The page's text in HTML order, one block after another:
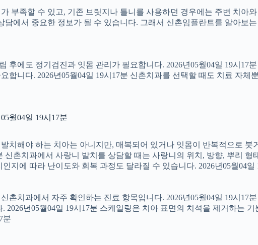
부족할 수 있고, 기존 브릿지나 틀니를 사용하던 경우에는 주변 치아
담에서 중요한 정보가 될 수 있습니다. 그래서 신촌임플란트를 알아보
후에도 정기검진과 잇몸 관리가 필요합니다. 2026년05월04일 19시
합니다. 2026년05월04일 19시17분 신촌치과를 선택할 때도 치료 자
월04일 19시17분
발치해야 하는 치아는 아니지만, 매복되어 있거나 잇몸이 반복적으로
신촌치과에서 사랑니 발치를 상담할 때는 사랑니의 위치, 방향, 뿌리
지에 따라 난이도와 회복 과정도 달라질 수 있습니다. 2026년05월04일
촌치과에서 자주 확인하는 진료 항목입니다. 2026년05월04일 19시
2026년05월04일 19시17분 스케일링은 치아 표면의 치석을 제거하는
분